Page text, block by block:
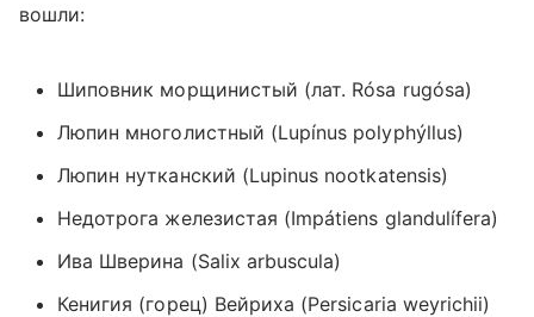
вошли:
Шиповник морщинистый (лат. Rósa rugósa)
Люпин многолистный (Lupínus polyphýllus)
Люпин нутканский (Lupinus nootkatensis)
Недотрога железистая (Impátiens glandulífera)
Ива Шверина (Salix arbuscula)
Кенигия (горец) Вейриха (Persicaria weyrichii)